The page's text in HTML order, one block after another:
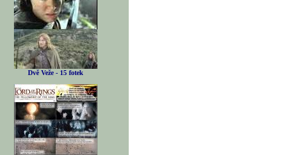
Dvě Veže - 15 fotek